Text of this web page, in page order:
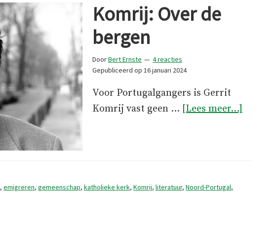
Komrij: Over de
bergen
DoorBert Ernste
4 reacties
Gepubliceerd op 16 januari 2024
Voor Portugalgangers is Gerrit
Komrij vast geen … [Lees meer...]
, emigreren, gemeenschap, katholieke kerk, Komrij, literatuur, Noord-Portugal,